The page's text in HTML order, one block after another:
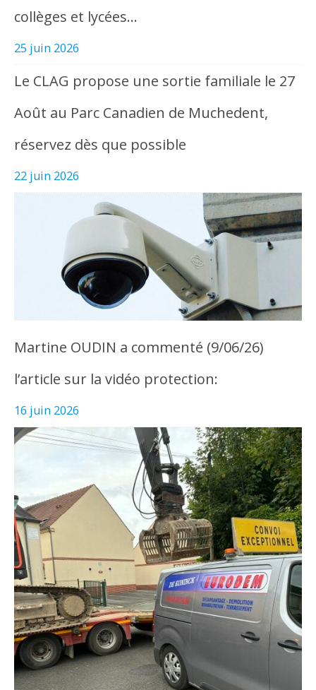
collèges et lycées…
25 juin 2026
Le CLAG propose une sortie familiale le 27
Août au Parc Canadien de Muchedent,
réservez dès que possible
22 juin 2026
Martine OUDIN a commenté (9/06/26)
l’article sur la vidéo protection:
16 juin 2026